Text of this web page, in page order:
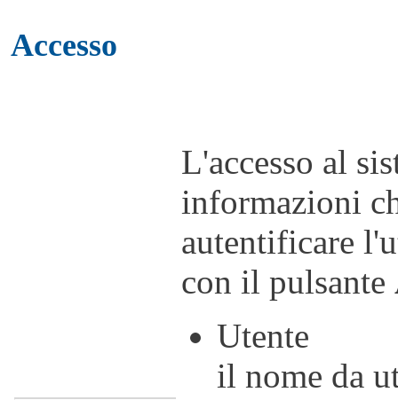
Accesso
L'accesso al
informazioni
autentificare
con il pulsante
Utente
il nome da